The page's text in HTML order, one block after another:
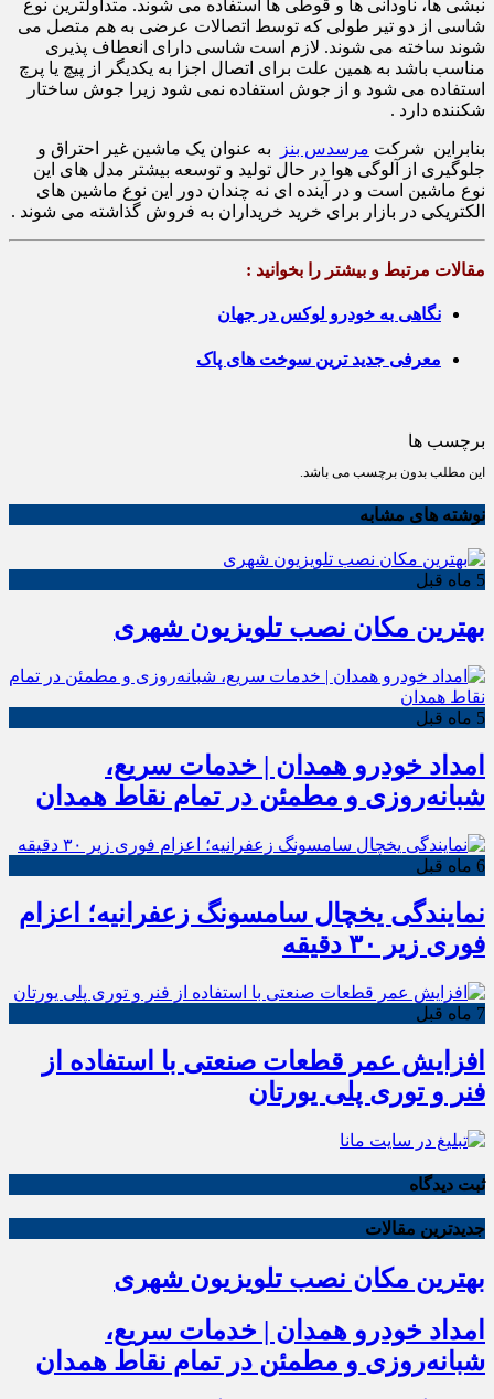
نبشی ها، ناودانی ها و قوطی ها استفاده می شوند. متداولترین نوع
شاسی از دو تیر طولی که توسط اتصالات عرضی به هم متصل می
شوند ساخته می شوند. لازم است شاسی دارای انعطاف پذیری
مناسب باشد به همین علت برای اتصال اجزا به یکدیگر از پیچ یا پرچ
استفاده می شود و از جوش استفاده نمی شود زیرا جوش ساختار
شکننده دارد .
بنابراین شرکت مرسدس بنز
به عنوان یک ماشین غیر احتراق و
جلوگیری از آلوگی هوا در حال تولید و توسعه بیشتر مدل های این
نوع ماشین است و در آینده ای نه چندان دور این نوع ماشین های
الکتریکی در بازار برای خرید خریداران به فروش گذاشته می شوند .
مقالات مرتبط و بیشتر را بخوانید :
نگاهی به خودرو لوکس در جهان
معرفی جدید ترین سوخت های پاک
برچسب ها
این مطلب بدون برچسب می باشد.
نوشته های مشابه
5 ماه قبل
بهترین مکان نصب تلویزیون شهری
5 ماه قبل
امداد خودرو همدان | خدمات سریع،
شبانه‌روزی و مطمئن در تمام نقاط همدان
6 ماه قبل
نمایندگی یخچال سامسونگ زعفرانیه؛ اعزام
فوری زیر ۳۰ دقیقه
7 ماه قبل
افزایش عمر قطعات صنعتی با استفاده از
فنر و توری پلی یورتان
ثبت دیدگاه
جدیدترین مقالات
بهترین مکان نصب تلویزیون شهری
امداد خودرو همدان | خدمات سریع،
شبانه‌روزی و مطمئن در تمام نقاط همدان